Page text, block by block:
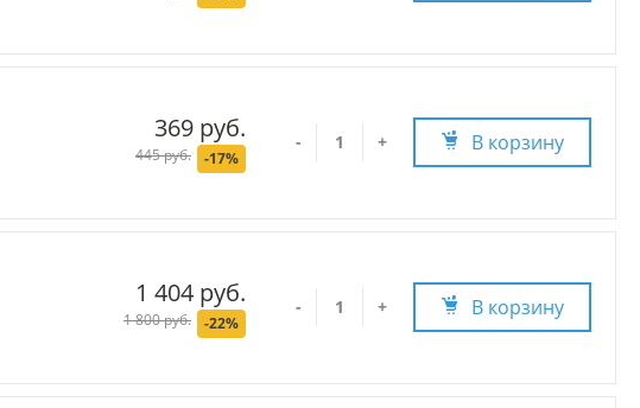
369 руб.
445 руб. -17%
- + В корзину
1 404 руб.
1 800 руб. -22%
- + В корзину